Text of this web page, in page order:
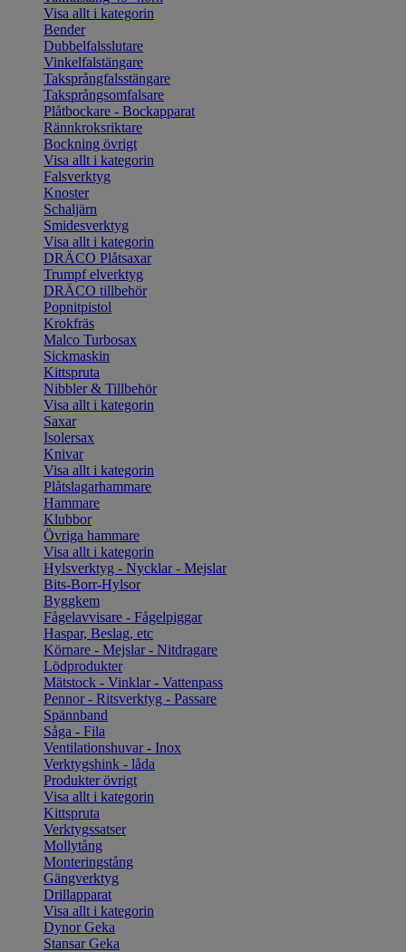
Visa allt i kategorin
Bender
Dubbelfalsslutare
Vinkelfalstängare
Taksprångfalsstängare
Taksprångsomfalsare
Plåtbockare - Bockapparat
Rännkroksriktare
Bockning övrigt
Visa allt i kategorin
Falsverktyg
Knoster
Schaljärn
Smidesverktyg
Visa allt i kategorin
DRÄCO Plåtsaxar
Trumpf elverktyg
DRÄCO tillbehör
Popnitpistol
Krokfräs
Malco Turbosax
Sickmaskin
Kittspruta
Nibbler & Tillbehör
Visa allt i kategorin
Saxar
Isolersax
Knivar
Visa allt i kategorin
Plåtslagarhammare
Hammare
Klubbor
Övriga hammare
Visa allt i kategorin
Hylsverktyg - Nycklar - Mejslar
Bits-Borr-Hylsor
Byggkem
Fågelavvisare - Fågelpiggar
Haspar, Beslag, etc
Körnare - Mejslar - Nitdragare
Lödprodukter
Mätstock - Vinklar - Vattenpass
Pennor - Ritsverktyg - Passare
Spännband
Såga - Fila
Ventilationshuvar - Inox
Verktygshink - låda
Produkter övrigt
Visa allt i kategorin
Kittspruta
Verktygssatser
Mollytång
Monteringstång
Gängverktyg
Drillapparat
Visa allt i kategorin
Dynor Geka
Stansar Geka